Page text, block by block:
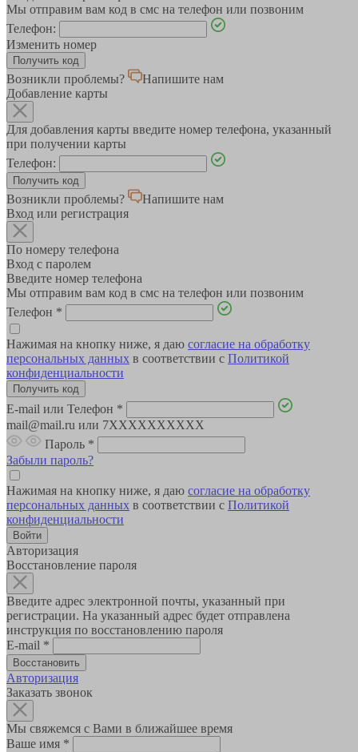
Мы отправим вам код в смс на телефон или позвоним
Телефон:
Изменить номер
Возникли проблемы?
Напишите нам
Добавление карты
Для добавления карты введите номер телефона, указанный
при получении карты
Телефон:
Возникли проблемы?
Напишите нам
Вход или регистрация
По номеру телефона
Вход с паролем
Введите номер телефона
Мы отправим вам код в смс на телефон или позвоним
Телефон *
Нажимая на кнопку ниже, я даю согласие на обработку
персональных данных в соответствии с Политикой
конфиденциальности
E-mail или Телефон *
mail@mail.ru или 7XXXXXXXXXX
Пароль *
Забыли пароль?
Нажимая на кнопку ниже, я даю согласие на обработку
персональных данных в соответствии с Политикой
конфиденциальности
Авторизация
Восстановление пароля
Введите адрес электронной почты, указанный при
регистрации. На указанный адрес будет отправлена
инструкция по восстановлению пароля
E-mail *
Авторизация
Заказать звонок
Мы свяжемся с Вами в ближайшее время
Ваше имя *